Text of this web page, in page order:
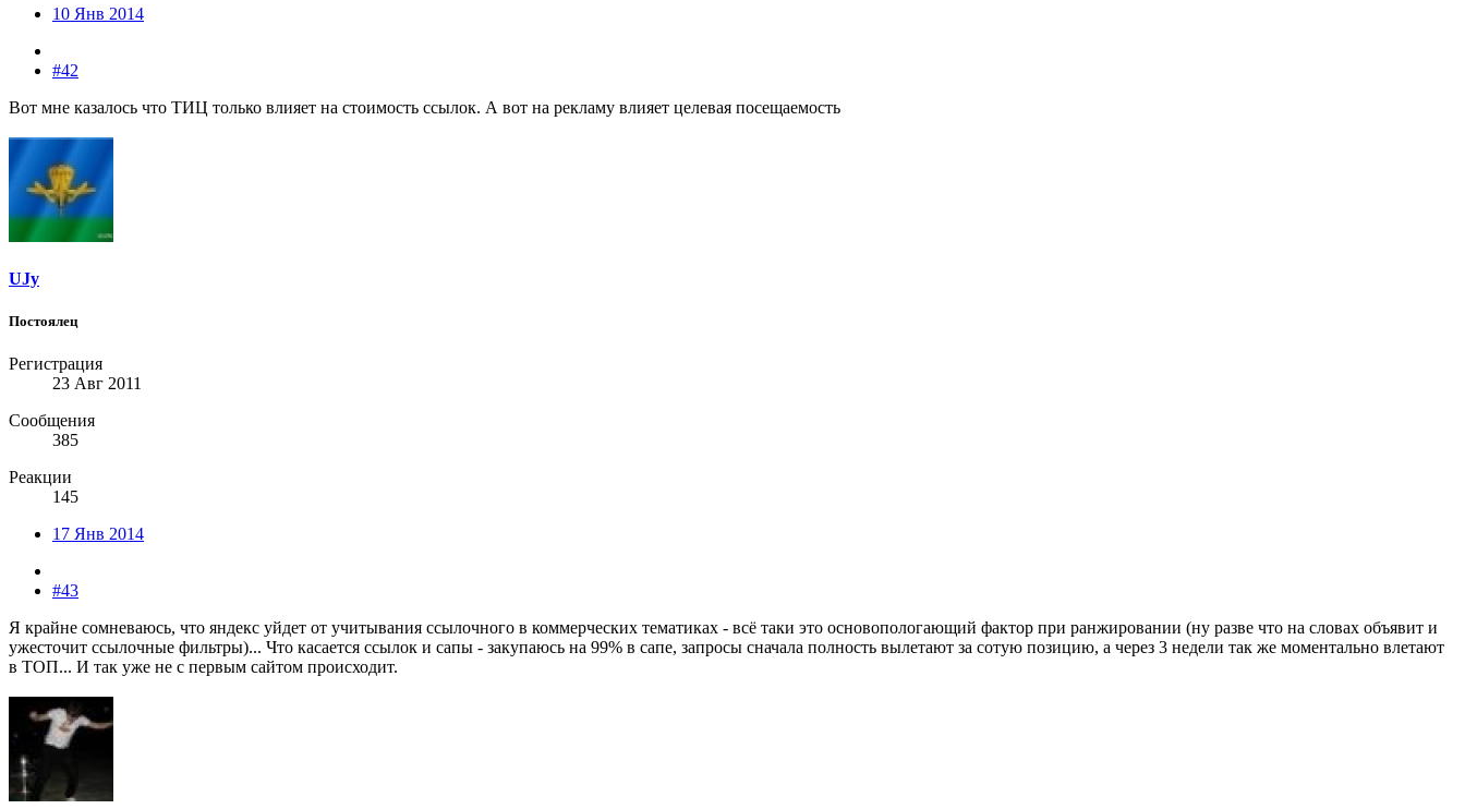
10 Янв 2014
#42
Вот мне казалось что ТИЦ только влияет на стоимость ссылок. А вот на рекламу влияет целевая посещаемость
UJy
Постоялец
Регистрация
23 Авг 2011
Сообщения
385
Реакции
145
17 Янв 2014
#43
Я крайне сомневаюсь, что яндекс уйдет от учитывания ссылочного в коммерческих тематиках - всё таки это основопологающий фактор при ранжировании (ну разве что на словах объявит и
ужесточит ссылочные фильтры)... Что касается ссылок и сапы - закупаюсь на 99% в сапе, запросы сначала полность вылетают за сотую позицию, а через 3 недели так же моментально влетают
в ТОП... И так уже не с первым сайтом происходит.